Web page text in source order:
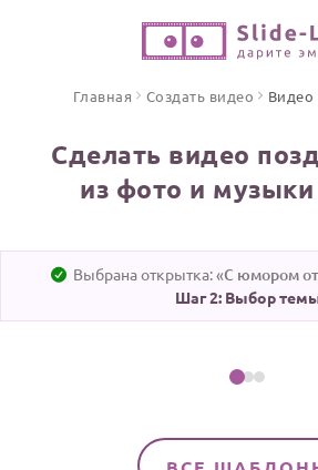
ПО ФОРМАТУ
ИНСТРУМЕНТЫ
ЦЕНЫ
Главная Создать видео Видео
Сделать видео
из фото и
Выбрана открытка: «
Шаг 2: Выбор
Выбрать эту